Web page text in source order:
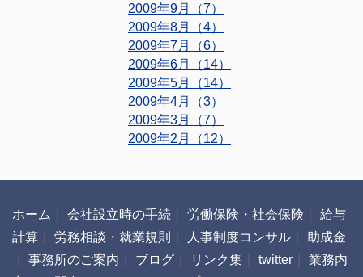
2009年9月（7）
2009年8月（4）
2009年7月（6）
2009年6月（14）
2009年5月（14）
2009年4月（3）
2009年3月（7）
2009年2月（12）
ホーム 会社設立時の手続 労働保険・社会保険
給与
計算
労務相談・就業規則 人事制度コンサル
助成金
事務所のご案内 ブログ リンク集 twitter
業務内